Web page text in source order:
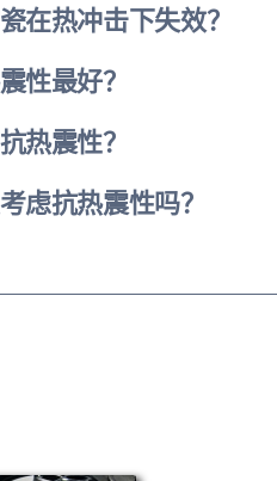
在热冲击下失效？
性最好？
热震性？
虑抗热震性吗？